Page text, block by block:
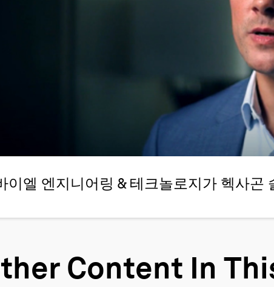
이엘 엔지니어링 & 테크놀로지가 헥사곤
Content In